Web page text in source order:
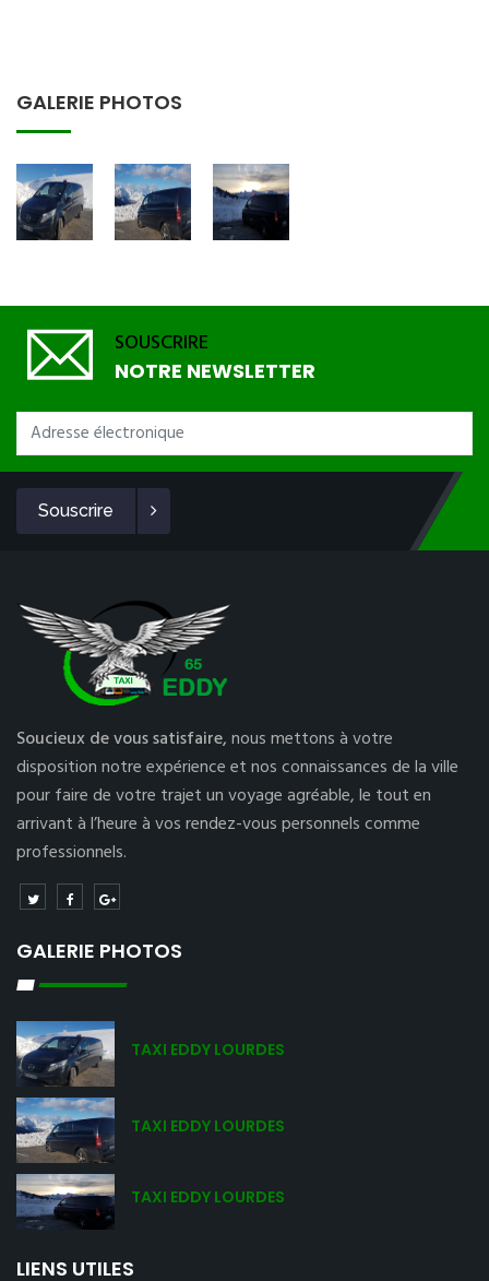
GALERIE PHOTOS
SOUSCRIRE
NOTRE NEWSLETTER
Souscrire
Soucieux de vous satisfaire,nous mettons à votre
disposition notre expérience et nos connaissances de la ville
pour faire de votre trajet un voyage agréable, le tout en
arrivant à l’heure à vos rendez-vous personnels comme
professionnels.
GALERIE PHOTOS
TAXI EDDY LOURDES
TAXI EDDY LOURDES
TAXI EDDY LOURDES
LIENS UTILES